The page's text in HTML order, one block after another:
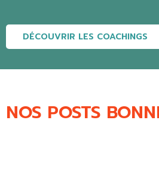
DÉCOUVRIR LES COACHINGS
NOS POSTS